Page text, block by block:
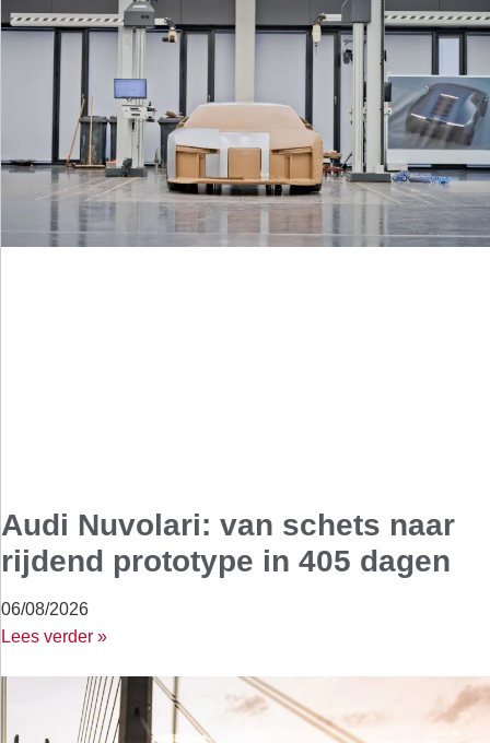
Audi Nuvolari: van schets naar
rijdend prototype in 405 dagen
06/08/2026
Lees verder »